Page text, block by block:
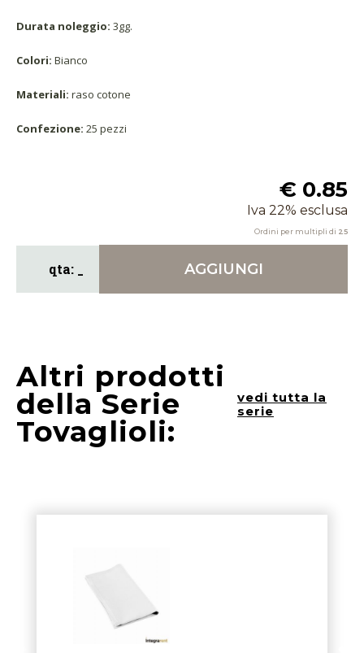
Durata noleggio: 3gg.
Colori: Bianco
Materiali: raso cotone
Confezione: 25 pezzi
€ 0.85
Iva 22% esclusa
Ordini per multipli di 25
AGGIUNGI
Altri prodotti
della Serie
Tovaglioli:
vedi tutta la
serie